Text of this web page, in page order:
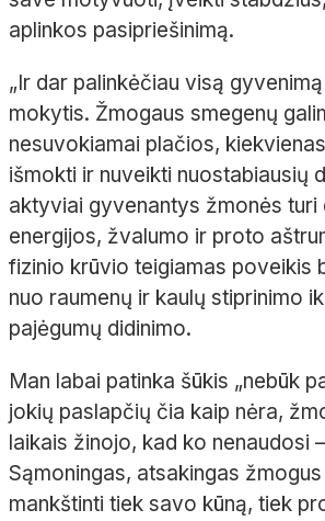
aplinkos pasipriešinimą.
„Ir dar palinkėčiau visą
mokytis. Žmogaus smegenų
nesuvokiamai plačios,
išmokti ir nuveikti nuostabiausių
aktyviai gyvenantys žmonės turi
energijos, žvalumo ir proto
fizinio krūvio teigiamas poveikis
nuo raumenų ir kaulų stiprinimo
pajėgumų didinimo.
Man labai patinka šūkis „nebūk
jokių paslapčių čia kaip nėra,
laikais žinojo, kad ko nenaudosi
Sąmoningas, atsakingas
mankštinti tiek savo kūną, tiek